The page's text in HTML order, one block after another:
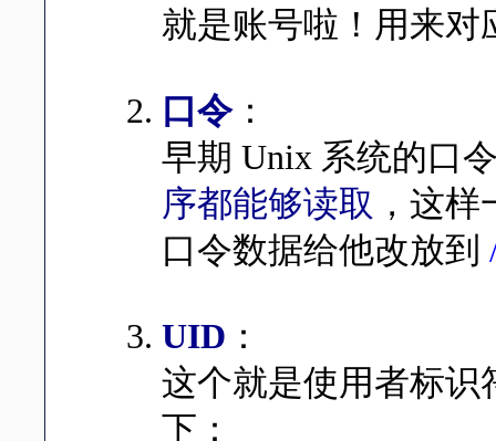
就是账号啦！用来对
口令：
早期 Unix 系统的口
序都能够读取 ，这
口令数据给他改放到
UID ：
这个就是使用者标识
下：